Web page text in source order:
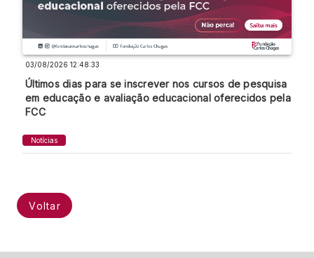
03/08/2026 12:48:33
Últimos dias para se inscrever nos cursos de pesquisa
em educação e avaliação educacional oferecidos pela
FCC
Notícias
Voltar